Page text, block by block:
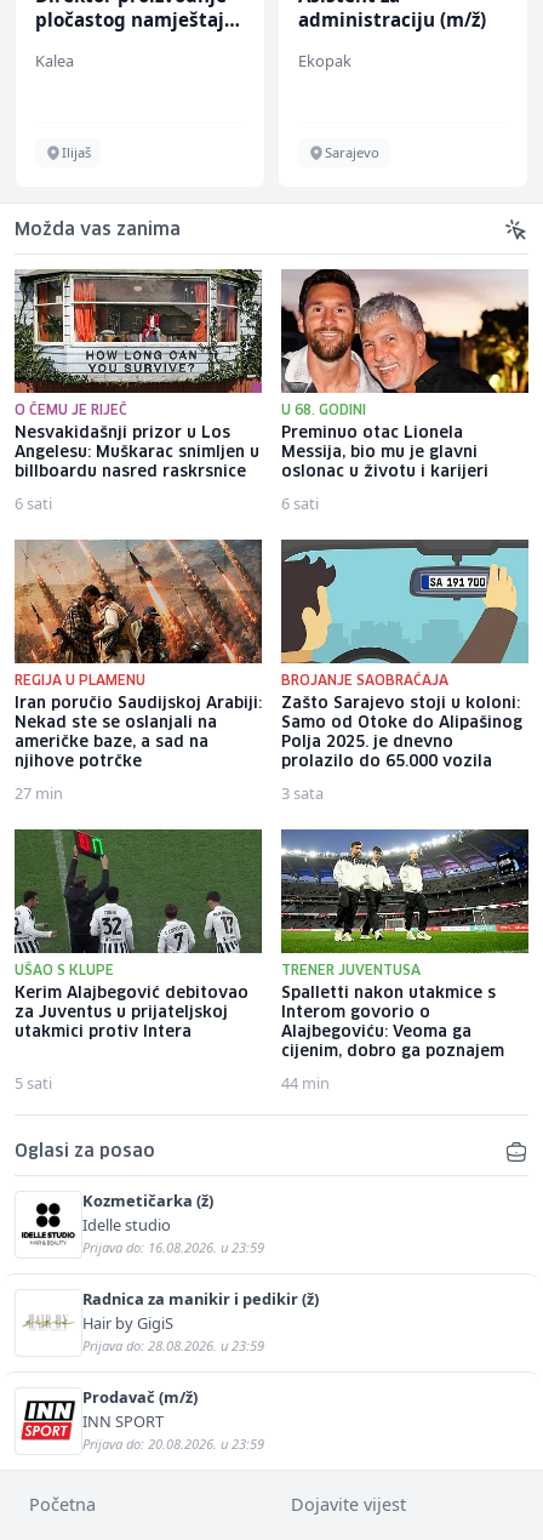
pločastog namještaja
Kalea
Ilijaš
administraciju (m/ž)
Ekopak
Sarajevo
Možda vas zanima
O ČEMU JE RIJEČ
Nesvakidašnji prizor u Los
Angelesu: Muškarac snimljen u
billboardu nasred raskrsnice
6 sati
U 68. GODINI
Preminuo otac Lionela
Messija, bio mu je glavni
oslonac u životu i karijeri
6 sati
REGIJA U PLAMENU
Iran poručio Saudijskoj Arabiji:
Nekad ste se oslanjali na
američke baze, a sad na
njihove potrčke
27 min
BROJANJE SAOBRAĆAJA
Zašto Sarajevo stoji u koloni:
Samo od Otoke do Alipašinog
Polja 2025. je dnevno
prolazilo do 65.000 vozila
3 sata
UŠAO S KLUPE
Kerim Alajbegović debitovao
za Juventus u prijateljskoj
utakmici protiv Intera
5 sati
TRENER JUVENTUSA
Spalletti nakon utakmice s
Interom govorio o
Alajbegoviću: Veoma ga
cijenim, dobro ga poznajem
44 min
Oglasi za posao
Kozmetičarka (ž)
Idelle studio
Prijava do: 16.08.2026. u 23:59
Radnica za manikir i pedikir (ž)
Hair by GigiS
Prijava do: 28.08.2026. u 23:59
Prodavač (m/ž)
INN SPORT
Prijava do: 20.08.2026. u 23:59
Početna Dojavite vijest